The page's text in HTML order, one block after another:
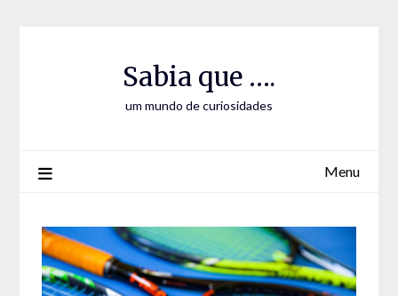
Sabia que ….
um mundo de curiosidades
Menu